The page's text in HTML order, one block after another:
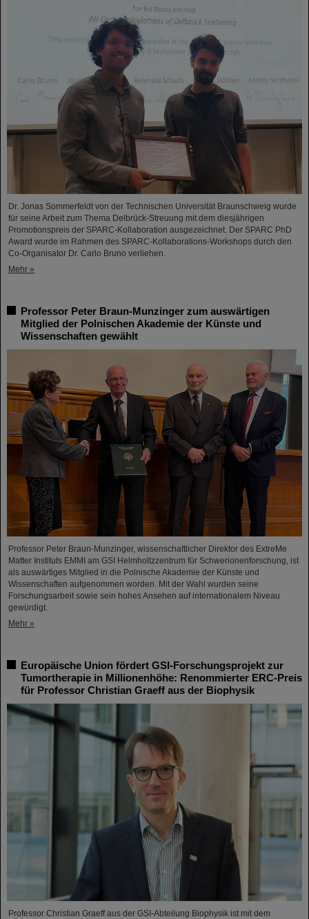
Dr. Jonas Sommerfeldt von der Technischen Universität Braunschweig wurde
für seine Arbeit zum Thema Delbrück-Streuung mit dem diesjährigen
Promotionspreis der SPARC-Kollaboration ausgezeichnet. Der SPARC PhD
Award wurde im Rahmen des SPARC-Kollaborations-Workshops durch den
Co-Organisator Dr. Carlo Bruno verliehen.
Mehr »
Professor Peter Braun-Munzinger zum auswärtigen
Mitglied der Polnischen Akademie der Künste und
Wissenschaften gewählt
Professor Peter Braun-Munzinger, wissenschaftlicher Direktor des ExtreMe
Matter Instituts EMMI am GSI Helmholtzzentrum für Schwerionenforschung, ist
als auswärtiges Mitglied in die Polnische Akademie der Künste und
Wissenschaften aufgenommen worden. Mit der Wahl wurden seine
Forschungsarbeit sowie sein hohes Ansehen auf internationalem Niveau
gewürdigt.
Mehr »
Europäische Union fördert GSI-Forschungsprojekt zur
Tumortherapie in Millionenhöhe: Renommierter ERC-Preis
für Professor Christian Graeff aus der Biophysik
Professor Christian Graeff aus der GSI-Abteilung Biophysik ist mit dem